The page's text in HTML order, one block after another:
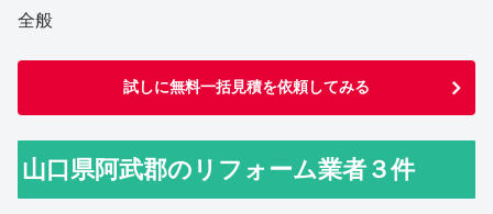
全般
試しに無料一括見積を依頼してみる
山口県阿武郡のリフォーム業者３件